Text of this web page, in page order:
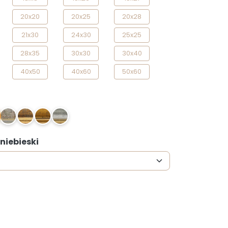
20x20 20x25
20x28
21x30 24x30
25x25
28x35 30x30
30x40
40x50 40x60
50x60
S1 Z1 Z2 S